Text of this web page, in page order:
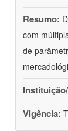
Resumo:
com
de
Vigência: